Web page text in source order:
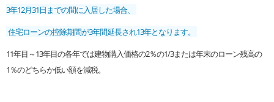
3年12月31日までの間に入居した場合、
住宅ローンの控除期間が3年間延長され13年となります。
11年目～13年目の各年では建物購入価格の2％の1/3または年末のローン残高の
1％のどちらか低い額を減税。